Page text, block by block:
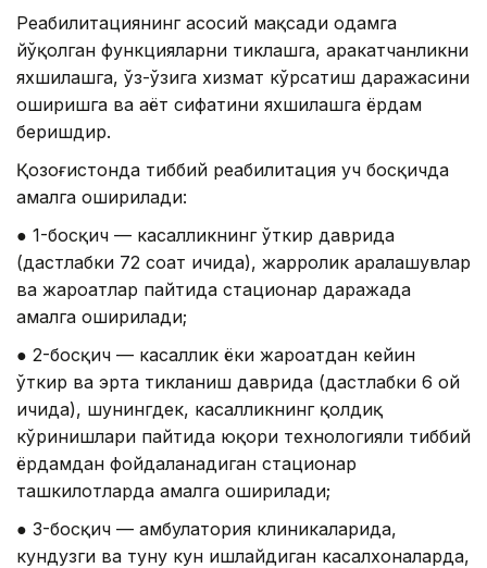
Реабилитациянинг асосий мақсади одамга
йўқолган функцияларни тиклашга, ҳаракатчанликни
яхшилашга, ўз-ўзига хизмат кўрсатиш даражасини
оширишга ва ҳаёт сифатини яхшилашга ёрдам
беришдир.
Қозоғистонда тиббий реабилитация уч босқичда
амалга оширилади:
● 1-босқич — касалликнинг ўткир даврида
(дастлабки 72 соат ичида), жарроҳлик аралашувлар
ва жароҳатлар пайтида стационар даражада
амалга оширилади;
● 2-босқич — касаллик ёки жароҳатдан кейин
ўткир ва эрта тикланиш даврида (дастлабки 6 ой
ичида), шунингдек, касалликнинг қолдиқ
кўринишлари пайтида юқори технологияли тиббий
ёрдамдан фойдаланадиган стационар
ташкилотларда амалга оширилади;
● 3-босқич — амбулатория клиникаларида,
кундузги ва туну кун ишлайдиган касалхоналарда,